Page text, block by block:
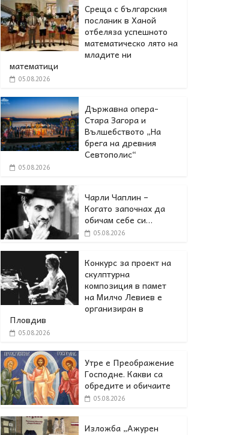
Среща с българския
посланик в Ханой
отбеляза успешното
математическо лято на
младите ни
математици
05.08.2026
Държавна опера-
Стара Загора и
Вълшебството „На
брега на древния
Севтополис“
05.08.2026
Чарли Чаплин –
Когато започнах да
обичам себе си…
05.08.2026
Конкурс за проект на
скулптурна
композиция в памет
на Милчо Левиев е
организиран в
Пловдив
05.08.2026
Утре е Преображение
Господне. Какви са
обредите и обичаите
05.08.2026
Изложба „Ажурен